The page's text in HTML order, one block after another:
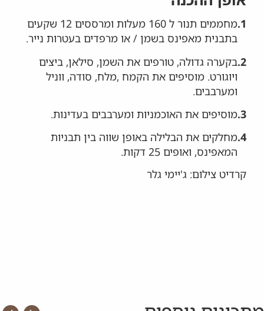
1.
מחממים תנור ל 160 מעלות ומרססים 12 שקעים
בתבנית מאפינס בשמן / או מרפדים בעטרות נייר.
2. בקערה גדולה, טורפים את השמן, סילאן, ביצים
ויוגורט. מוסיפים את הקמח ,מלח, סודה, ווניל
ומערבבים.
3. מוסיפים את האוכמניות ומערבבים בעדינות.
4. מחלקים את הבלילה באופן שווה בין תבניות
המאפינס, ואופים 25 דקות.
קרדיט צילום: ג'יימי גלר